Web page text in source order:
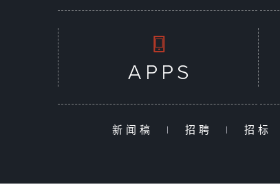
新闻稿 | 招聘 | 招标